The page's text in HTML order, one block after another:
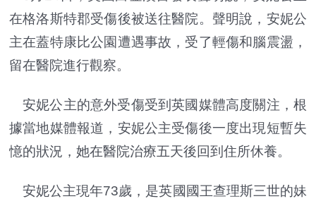
在格洛斯特郡受傷後被送往醫院。聲明說，安妮公
主在蓋特康比公園遭遇事故，受了輕傷和腦震盪，
留在醫院進行觀察。
安妮公主的意外受傷受到英國媒體高度關注，根
據當地媒體報道，安妮公主受傷後一度出現短暫失
憶的狀況，她在醫院治療五天後回到住所休養。
安妮公主現年73歲，是英國國王查理斯三世的妹